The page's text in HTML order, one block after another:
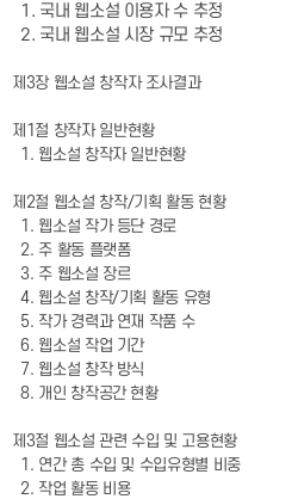
1. 국내 웹소설 이용자 수 추정
2. 국내 웹소설 시장 규모 추정
제3장 웹소설 창작자 조사결과
제1절 창작자 일반현황
1. 웹소설 창작자 일반현황
제2절 웹소설 창작/기획 활동 현황
1. 웹소설 작가 등단 경로
2. 주 활동 플랫폼
3. 주 웹소설 장르
4. 웹소설 창작/기획 활동 유형
5. 작가 경력과 연재 작품 수
6. 웹소설 작업 기간
7. 웹소설 창작 방식
8. 개인 창작공간 현황
제3절 웹소설 관련 수입 및 고용현황
1. 연간 총 수입 및 수입유형별 비중
2. 작업 활동 비용